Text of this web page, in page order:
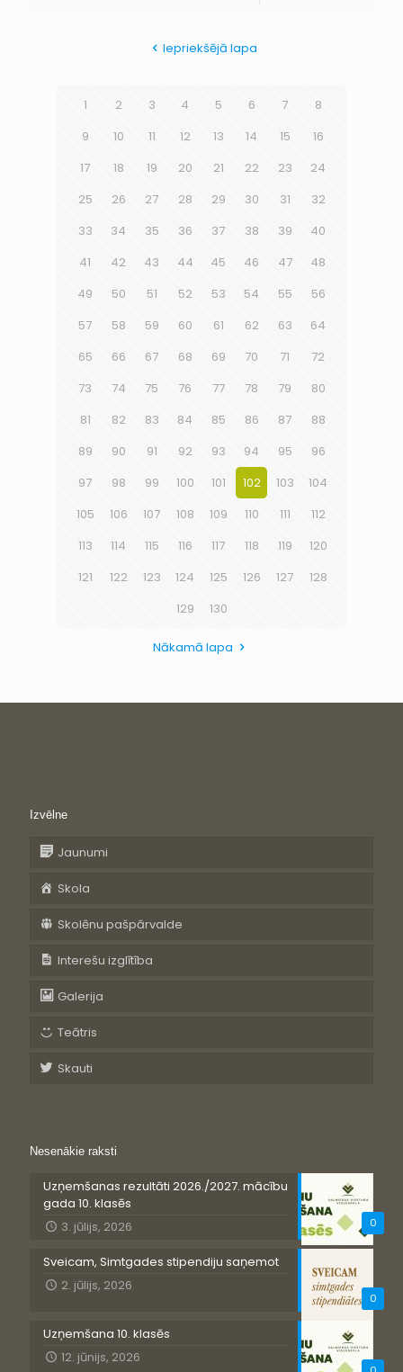
Iepriekšējā lapa
1 2 3 4 5 6 7
8
9
10 11 12 13 14 15
16
17
18 19 20 21 22 23
24
25
26 27 28 29 30 31
32
33
34 35 36 37 38 39
40
41
42 43 44 45 46 47
48
49
50 51 52 53 54 55
56
57
58 59 60 61 62 63
64
65
66 67 68 69 70 71
72
73
74 75 76 77 78 79
80
81
82 83 84 85 86 87
88
89
90 91 92 93 94 95
96
97
98 99 100 101 102 103
104
105
106 107 108 109 110 111
112
113
114 115 116 117 118 119
120
121
122 123 124 125 126 127
128
129
130
Nākamā lapa
Izvēlne
Jaunumi
Skola
Skolēnu pašpārvalde
Interešu izglītība
Galerija
Teātris
Skauti
Nesenākie raksti
0
Uzņemšanas rezultāti 2026./2027. mācību
gada 10. klasēs
3. jūlijs, 2026
0
Sveicam, Simtgades stipendiju saņemot
2. jūlijs, 2026
Uzņemšana 10. klasēs
12. jūnijs, 2026